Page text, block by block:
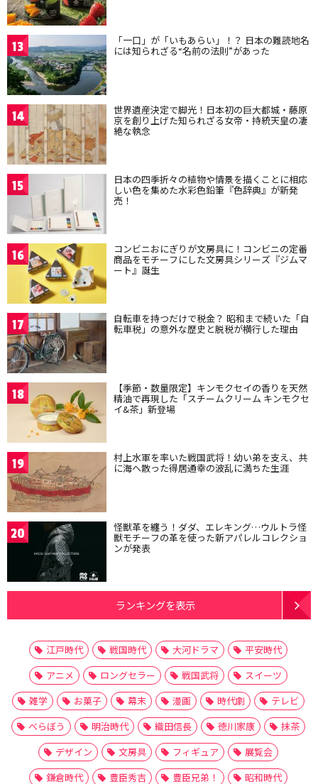
13 「一口」が「いもあらい」！？ 日本の難読地名
には知られざる“名前の法則”があった
14 世界遺産決定で脚光！日本初の巨大都城・藤原
京を創り上げた知られざる女帝・持統天皇の凄
絶な執念
15 日本の四季折々の植物や情景を描くことに相応
しい色を集めた水彩色鉛筆『色辞典』が新発
売！
16 コンビニおにぎりが文房具に！コンビニの定番
商品をモチーフにした文房具シリーズ『ジムマ
ート』誕生
17 自転車を持つだけで税金？ 昭和まで続いた「自
転車税」の意外な歴史と脱税が横行した理由
18 【季節・数量限定】キンモクセイの香りを天然
精油で再現した「スチームクリーム キンモクセ
イ&茶」新登場
19 村上水軍を率いた戦国武将！幼い弟を支え、共
に海へ散った得居通幸の波乱に満ちた生涯
20 怪獣革を纏う！ダダ、エレキング…ウルトラ怪
獣モチーフの革を使った新アパレルコレクショ
ンが発表
ランキングを表示
江戸時代 戦国時代 大河ドラマ
平安時代
アニメ
ロングセラー 戦国武将
スイーツ
雑学
お菓子 幕末 漫画 時代劇
テレビ
べらぼう
明治時代 織田信長 徳川家康
抹茶
デザイン
文房具 フィギュア
展覧会
鎌倉時代
豊臣秀吉 豊臣兄弟！
昭和時代